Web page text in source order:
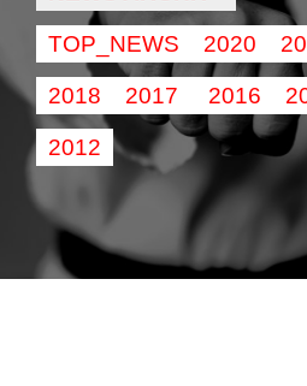
TOP_NEWS 2020
2018 2017 2016
2012